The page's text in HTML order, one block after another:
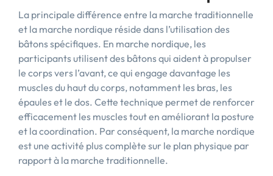
La principale différence entre la marche traditionnelle
et la marche nordique réside dans l’utilisation des
bâtons spécifiques. En marche nordique, les
participants utilisent des bâtons qui aident à propulser
le corps vers l’avant, ce qui engage davantage les
muscles du haut du corps, notamment les bras, les
épaules et le dos. Cette technique permet de renforcer
efficacement les muscles tout en améliorant la posture
et la coordination. Par conséquent, la marche nordique
est une activité plus complète sur le plan physique par
rapport à la marche traditionnelle.